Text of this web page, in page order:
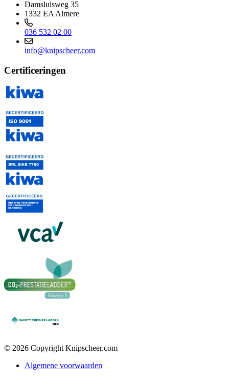
Damsluisweg 35
1332 EA Almere
036 532 02 00
info@knipscheer.com
Certificeringen
© 2026 Copyright Knipscheer.com
Algemene voorwaarden